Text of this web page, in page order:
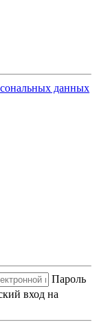
данных
Пароль
вход на